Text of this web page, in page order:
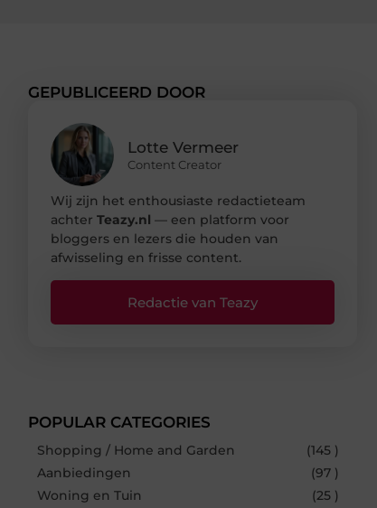
GEPUBLICEERD DOOR
Lotte Vermeer
Content Creator
Wij zijn het enthousiaste redactieteam
achter Teazy.nl — een platform voor
bloggers en lezers die houden van
afwisseling en frisse content.
Redactie van Teazy
POPULAR CATEGORIES
Shopping / Home and Garden
(145 )
Aanbiedingen
(97 )
Woning en Tuin
(25 )